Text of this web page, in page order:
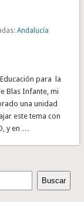
Andalucía
para la
Blas Infante, mi
una unidad
este tema con
y en …
Buscar